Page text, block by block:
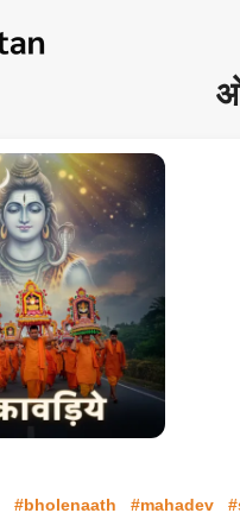
#bholenaath #mahadev